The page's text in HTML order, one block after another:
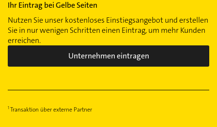
Ihr Eintrag bei Gelbe Seiten
Nutzen Sie unser kostenloses Einstiegsangebot und erstellen
Sie in nur wenigen Schritten einen Eintrag, um mehr Kunden
erreichen.
Unternehmen eintragen
Transaktion über externe Partner